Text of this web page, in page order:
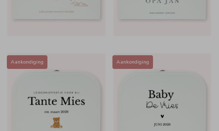
Aankondiging Aankondiging